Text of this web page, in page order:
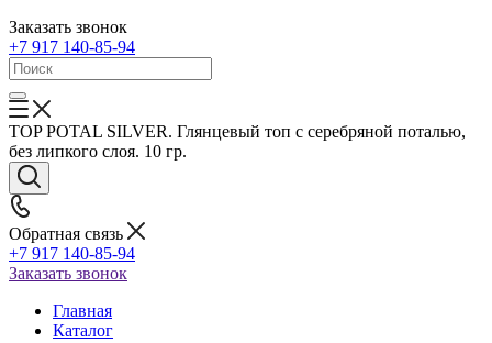
Заказать звонок
+7 917 140-85-94
ТОP POTAL SILVER. Глянцевый топ c серебряной поталью,
без липкого слоя. 10 гр.
Обратная связь
+7 917 140-85-94
Заказать звонок
Главная
Каталог